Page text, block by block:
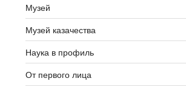
Музей
Музей казачества
Наука в профиль
От первого лица